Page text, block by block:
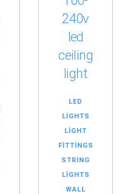
240v
led
ceiling
light
LED
LIGHTS
LIGHT
FITTINGS
STRING
LIGHTS
WALL